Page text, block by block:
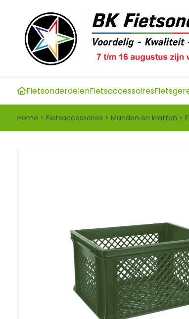
FietsonderdelenFietsaccessoires
Home > Fietsaccessoires > Manden en kratten >